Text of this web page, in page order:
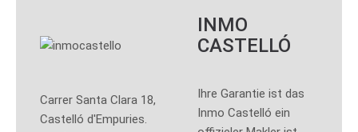
Carrer Santa Clara 18,
Castelló d'Empuries.
INMO
CASTELLÓ
Ihre Garantie ist das
Inmo Castelló ein